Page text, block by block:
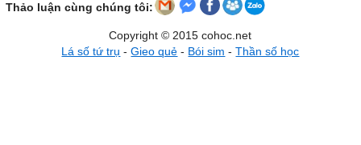
Thảo luận cùng chúng tôi:
Copyright © 2015 cohoc.net
Lá số tứ trụ -Gieo quẻ - Bói sim -Thần số học